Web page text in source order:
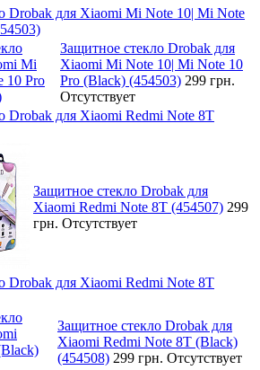
Drobak для Xiaomi Mi Note 10| Mi Note
Защитное стекло Drobak для
Xiaomi Mi Note 10| Mi Note 10
Pro (Black) (454503) 299 грн.
Отсутствует
Drobak для Xiaomi Redmi Note 8T
Защитное стекло Drobak для
Xiaomi Redmi Note 8T (454507) 299
грн. Отсутствует
Drobak для Xiaomi Redmi Note 8T
Защитное стекло Drobak для
Xiaomi Redmi Note 8T (Black)
(454508) 299 грн. Отсутствует